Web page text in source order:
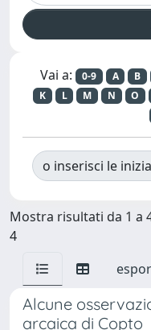
Vai a: 0-9 A B
K
L M N O
o inserisci le
Mostra risultati da 1 a
4
Alcune
arcaica di Copto